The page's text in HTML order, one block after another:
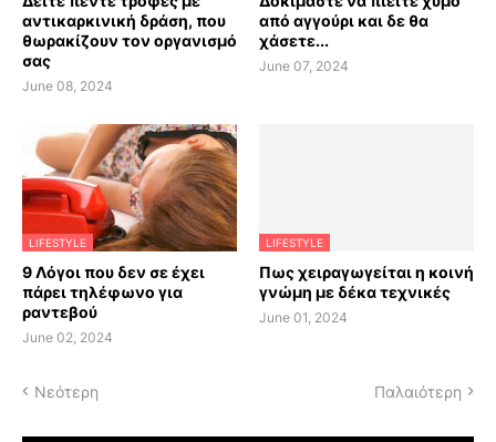
αντικαρκινική δράση, που
θωρακίζουν τον οργανισμό
σας
June 08, 2024
από αγγούρι και δε θα
χάσετε...
June 07, 2024
LIFESTYLE
9 Λόγοι που δεν σε έχει
πάρει τηλέφωνο για
ραντεβού
June 02, 2024
LIFESTYLE
Πως χειραγωγείται η κοινή
γνώμη με δέκα τεχνικές
June 01, 2024
Νεότερη Παλαιότερη